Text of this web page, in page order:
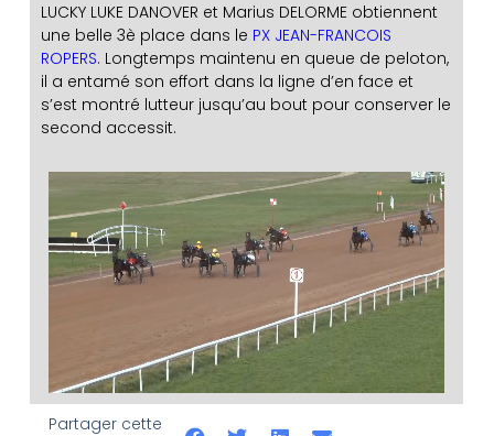
LUCKY LUKE DANOVER et Marius DELORME obtiennent
une belle 3è place dans le PX JEAN-FRANCOIS
ROPERS. Longtemps maintenu en queue de peloton,
il a entamé son effort dans la ligne d’en face et
s’est montré lutteur jusqu’au bout pour conserver le
second accessit.
Partager cette